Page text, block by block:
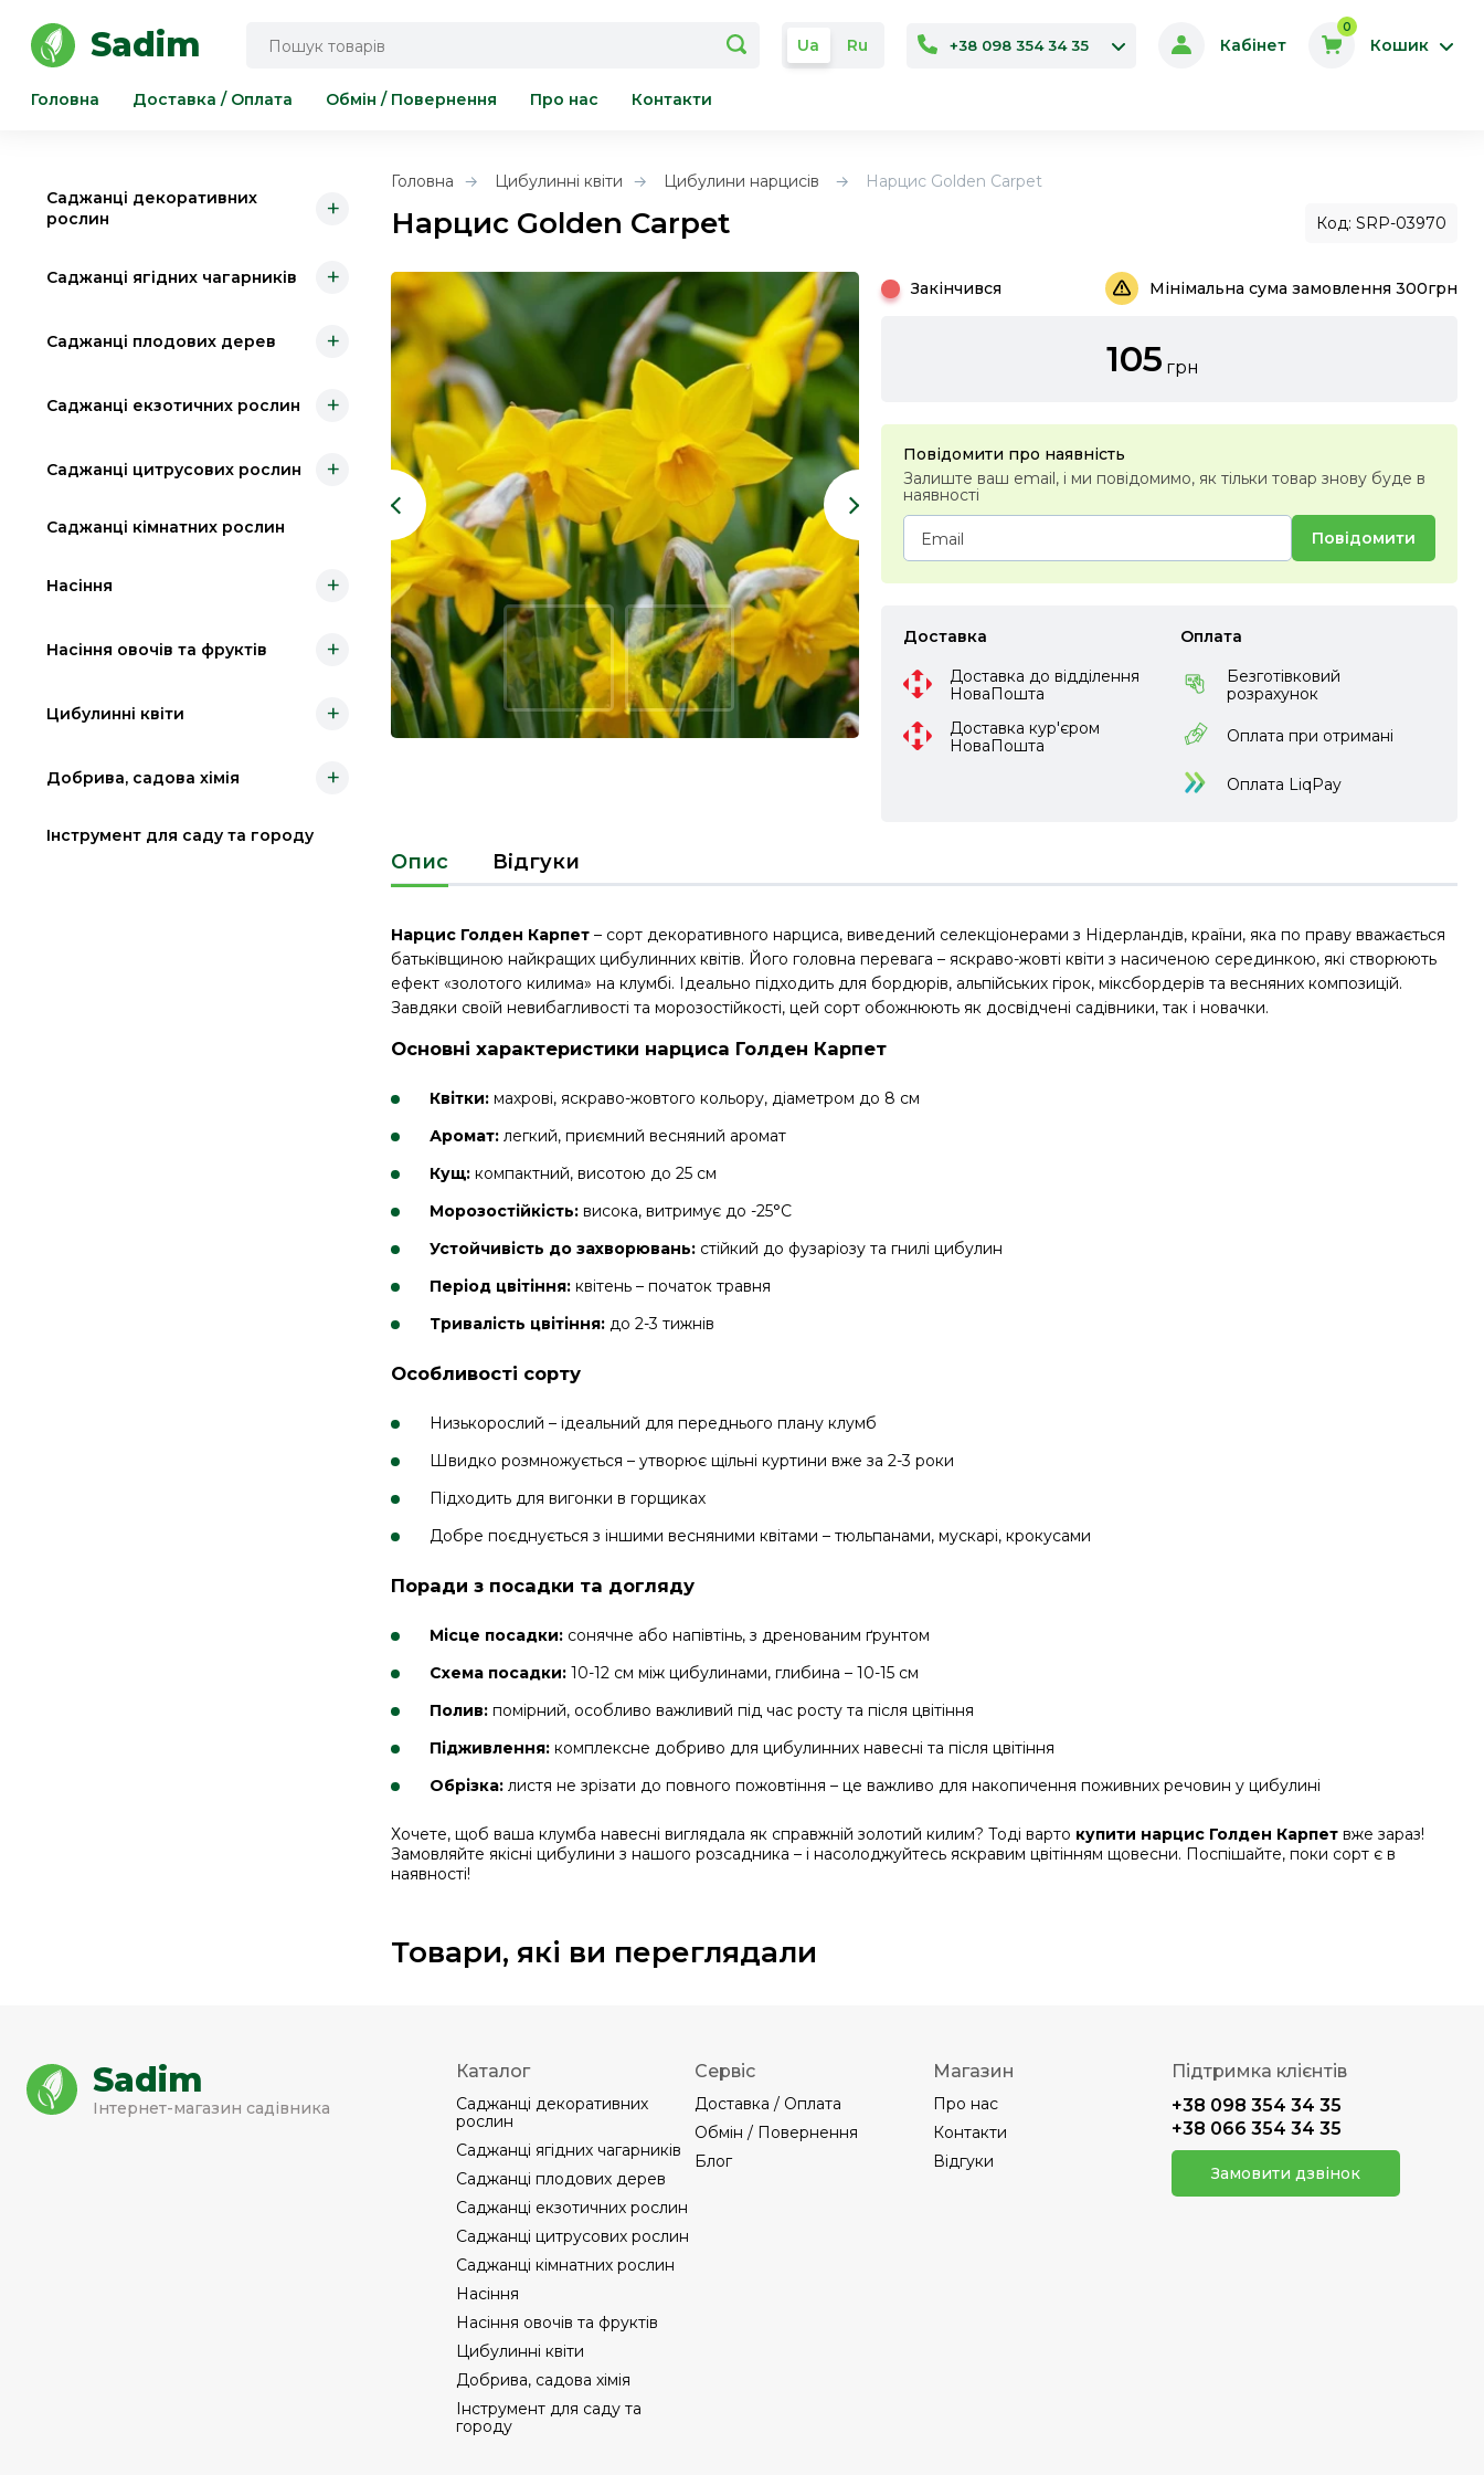
Sadim Ua Ru +38 098 354 34 35 Кабінет
0
Кошик
Головна Доставка / Оплата Обмін / Повернення Про нас Контакти
Саджанці декоративних
рослин
+
Саджанці ягідних чагарників +
Саджанці плодових дерев +
Саджанці екзотичних рослин +
Саджанці цитрусових рослин +
Саджанці кімнатних рослин
Насіння +
Насіння овочів та фруктів +
Цибулинні квіти +
Добрива, садова хімія +
Інструмент для саду та городу
Головна Цибулинні квіти Цибулини нарцисів Нарцис Golden Carpet
Нарцис Golden Carpet Код: SRP-03970
Закінчився Мінімальна сума замовлення 300грн
105 грн
Повідомити про наявність
Залиште ваш email, і ми повідомимо, як тільки товар знову буде в
наявності
Повідомити
Доставка
Доставка до відділення
НоваПошта
Доставка кур'єром
НоваПошта
Оплата
Безготівковий
розрахунок
Оплата при отримані
Оплата LiqPay
Опис Відгуки
Нарцис Голден Карпет – сорт декоративного нарциса, виведений селекціонерами з Нідерландів, країни, яка по праву вважається
батьківщиною найкращих цибулинних квітів. Його головна перевага – яскраво-жовті квіти з насиченою серединкою, які створюють
ефект «золотого килима» на клумбі. Ідеально підходить для бордюрів, альпійських гірок, міксбордерів та весняних композицій.
Завдяки своїй невибагливості та морозостійкості, цей сорт обожнюють як досвідчені садівники, так і новачки.
Основні характеристики нарциса Голден Карпет
Квітки: махрові, яскраво-жовтого кольору, діаметром до 8 см
Аромат: легкий, приємний весняний аромат
Кущ: компактний, висотою до 25 см
Морозостійкість: висока, витримує до -25°C
Устойчивість до захворювань: стійкий до фузаріозу та гнилі цибулин
Період цвітіння: квітень – початок травня
Тривалість цвітіння: до 2-3 тижнів
Особливості сорту
Низькорослий – ідеальний для переднього плану клумб
Швидко розмножується – утворює щільні куртини вже за 2-3 роки
Підходить для вигонки в горщиках
Добре поєднується з іншими весняними квітами – тюльпанами, мускарі, крокусами
Поради з посадки та догляду
Місце посадки: сонячне або напівтінь, з дренованим ґрунтом
Схема посадки: 10-12 см між цибулинами, глибина – 10-15 см
Полив: помірний, особливо важливий під час росту та після цвітіння
Підживлення: комплексне добриво для цибулинних навесні та після цвітіння
Обрізка: листя не зрізати до повного пожовтіння – це важливо для накопичення поживних речовин у цибулині
Хочете, щоб ваша клумба навесні виглядала як справжній золотий килим? Тоді варто купити нарцис Голден Карпет вже зараз!
Замовляйте якісні цибулини з нашого розсадника – і насолоджуйтесь яскравим цвітінням щовесни. Поспішайте, поки сорт є в
наявності!
Товари, які ви переглядали
Sadim
Інтернет-магазин садівника
Підтримка клієнтів
+38 098 354 34 35
+38 066 354 34 35
Замовити дзвінок
Каталог
Саджанці декоративних
рослин
Саджанці ягідних чагарників
Саджанці плодових дерев
Саджанці екзотичних рослин
Саджанці цитрусових рослин
Саджанці кімнатних рослин
Насіння
Насіння овочів та фруктів
Цибулинні квіти
Добрива, садова хімія
Інструмент для саду та
городу
Сервіс
Доставка / Оплата
Обмін / Повернення
Блог
Магазин
Про нас
Контакти
Відгуки